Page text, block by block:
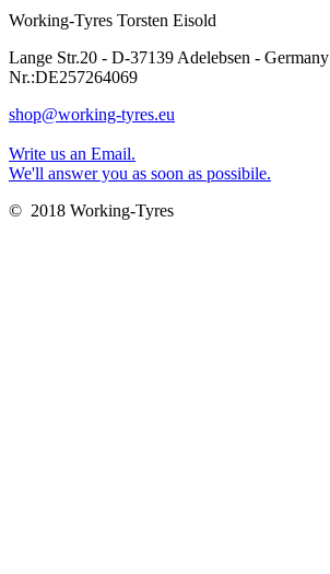
Working-Tyres Torsten Eisold
Lange Str.20 - D-37139 Adelebsen -
Nr.:DE257264069
shop@working-tyres.eu
Write us an Email.
We'll answer you as soon as possibile.
© 2018 Working-Tyres